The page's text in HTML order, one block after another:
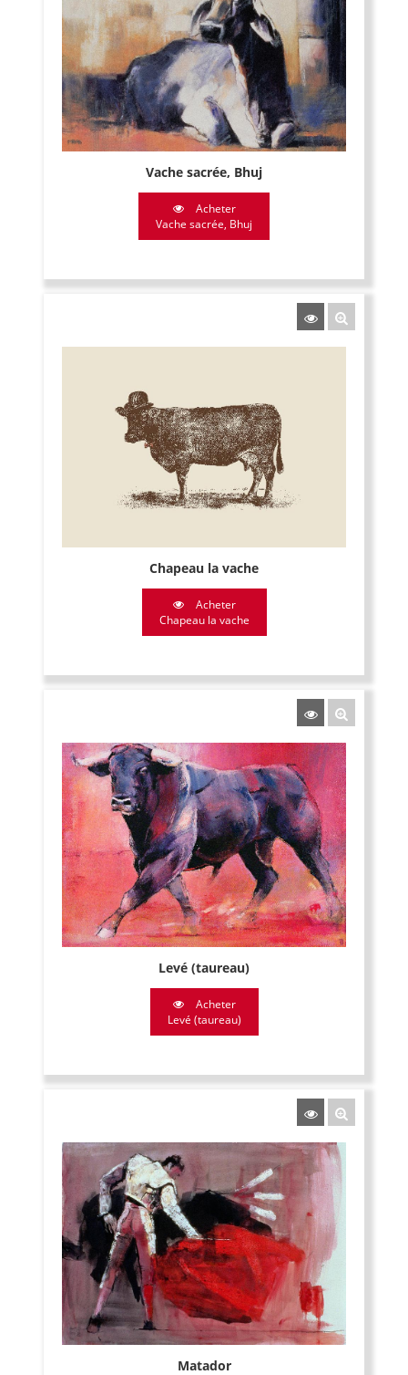
Vache sacrée, Bhuj
Acheter
Vache sacrée, Bhuj
Chapeau la vache
Acheter
Chapeau la vache
Levé (taureau)
Acheter
Levé (taureau)
Matador